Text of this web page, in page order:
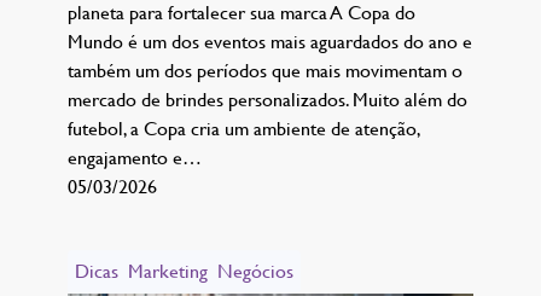
planeta para fortalecer sua marca A Copa do
Mundo é um dos eventos mais aguardados do ano e
também um dos períodos que mais movimentam o
mercado de brindes personalizados. Muito além do
futebol, a Copa cria um ambiente de atenção,
engajamento e…
05/03/2026
Dicas Marketing Negócios